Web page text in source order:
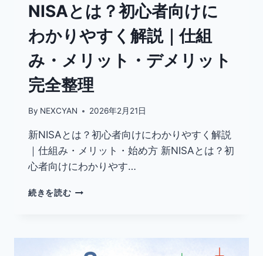
解
説
｜
初
心
で
も
5
で
了
NISAとは？初心者向けに
わかりやすく解説｜仕組
み・メリット・デメリット
完全整理
By NEXCYAN 2026年2月21日
新NISAとは？初心者向けにわかりやすく解説
｜仕組み・メリット・始め方 新NISAとは？初
心者向けにわかりやす…
続きを読むNISA